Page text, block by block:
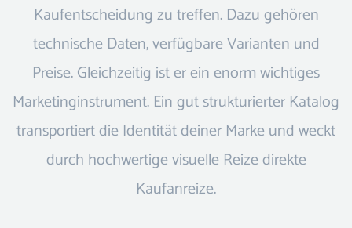
Kaufentscheidung zu treffen. Dazu gehören
technische Daten, verfügbare Varianten und
Preise. Gleichzeitig ist er ein enorm wichtiges
Marketinginstrument. Ein gut strukturierter Katalog
transportiert die Identität deiner Marke und weckt
durch hochwertige visuelle Reize direkte
Kaufanreize.